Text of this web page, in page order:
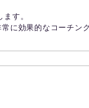
す。
に効果的なコーチン